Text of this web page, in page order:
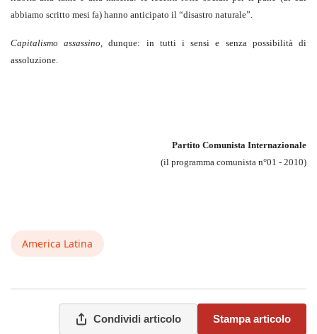
abbiamo scritto mesi fa) hanno anticipato il “disastro naturale”.
Capitalismo assassino, dunque: in tutti i sensi e senza possibilità di
assoluzione.
Partito Comunista Internazionale
(il programma comunista n°01 - 2010)
America Latina
Condividi articolo Stampa articolo